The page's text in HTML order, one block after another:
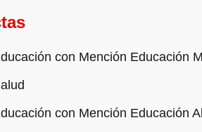
con Mención Educación
con Mención Educación